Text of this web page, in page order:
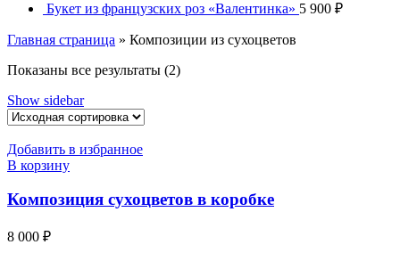
Букет из французских роз «Валентинка» 5 900 ₽
Главная страница » Композиции из сухоцветов
Показаны все результаты (2)
Show sidebar
Добавить в избранное
В корзину
Композиция сухоцветов в коробке
8 000 ₽